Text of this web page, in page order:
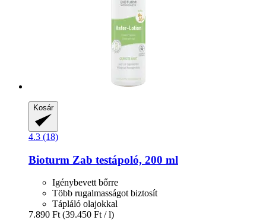
Kosár
4.3 (18)
Bioturm Zab testápoló, 200 ml
Igénybevett bőrre
Több rugalmasságot biztosít
Tápláló olajokkal
7.890 Ft (39.450 Ft / l)